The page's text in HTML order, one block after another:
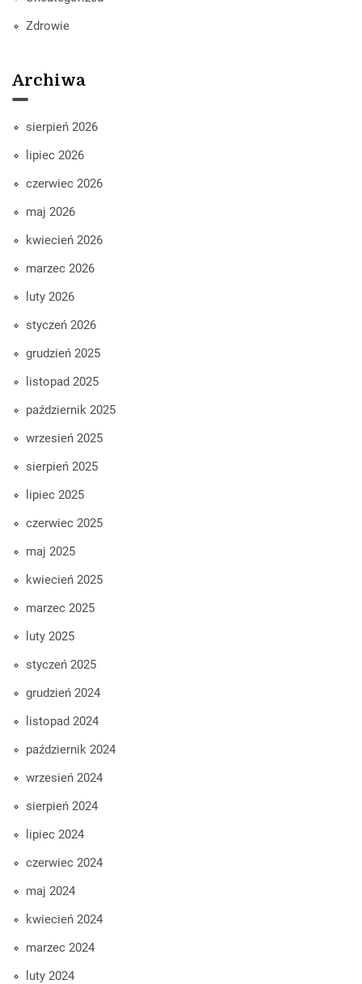
Zdrowie
Archiwa
sierpień 2026
lipiec 2026
czerwiec 2026
maj 2026
kwiecień 2026
marzec 2026
luty 2026
styczeń 2026
grudzień 2025
listopad 2025
październik 2025
wrzesień 2025
sierpień 2025
lipiec 2025
czerwiec 2025
maj 2025
kwiecień 2025
marzec 2025
luty 2025
styczeń 2025
grudzień 2024
listopad 2024
październik 2024
wrzesień 2024
sierpień 2024
lipiec 2024
czerwiec 2024
maj 2024
kwiecień 2024
marzec 2024
luty 2024